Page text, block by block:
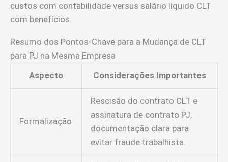
custos com contabilidade versus salário líquido CLT
com benefícios.
Resumo dos Pontos-Chave para a Mudança de CLT
para PJ na Mesma Empresa
Aspecto
Considerações Importantes
Formalização
Rescisão do contrato CLT e
assinatura de contrato PJ;
documentação clara para
evitar fraude trabalhista.